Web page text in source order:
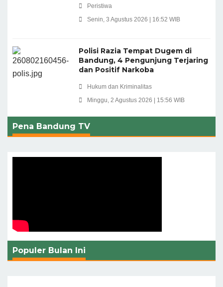
Peristiwa
Senin, 3 Agustus 2026 | 16:52 WIB
Polisi Razia Tempat Dugem di
Bandung, 4 Pengunjung Terjaring
dan Positif Narkoba
Hukum dan Kriminalitas
Minggu, 2 Agustus 2026 | 15:56 WIB
Pena Bandung TV
Populer Bulan Ini